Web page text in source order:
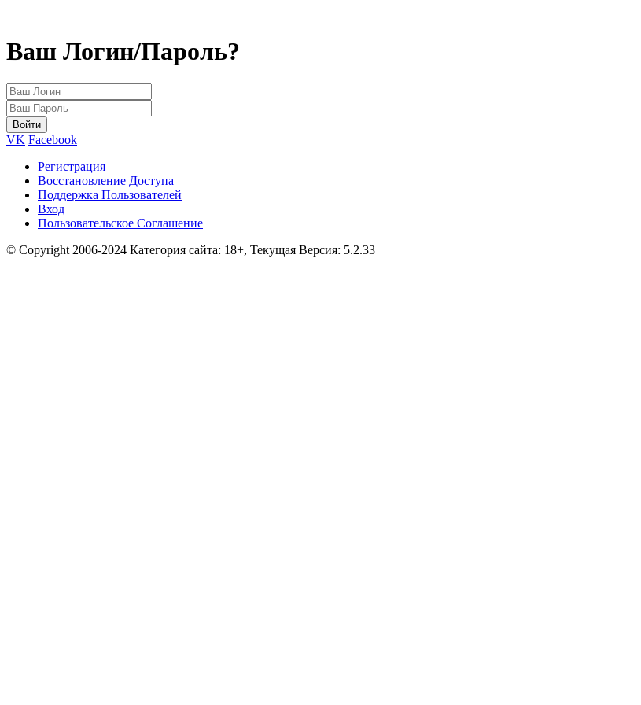
Ваш Логин/Пароль?
VK Facebook
Регистрация
Восстановление Доступа
Поддержка Пользователей
Вход
Пользовательское Соглашение
© Copyright 2006-2024 Категория сайта: 18+, Текущая Версия: 5.2.33